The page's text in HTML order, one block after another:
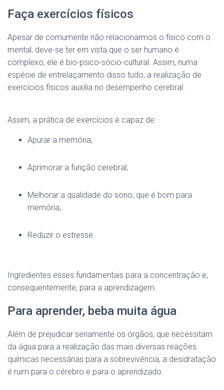
Faça exercícios físicos
Apesar de comumente não relacionarmos o físico com o
mental, deve-se ter em vista que o ser humano é
complexo, ele é bio-psico-sócio-cultural. Assim, numa
espécie de entrelaçamento disso tudo, a realização de
exercícios físicos auxilia no desempenho cerebral.
Assim, a prática de exercícios é capaz de:
Apurar a memória;
Aprimorar a função cerebral;
Melhorar a qualidade do sono, que é bom para
memória;
Reduzir o estresse.
Ingredientes esses fundamentais para a concentração e,
consequentemente, para a aprendizagem.
Para aprender, beba muita água
Além de prejudicar seriamente os órgãos, que necessitam
da água para a realização das mais diversas reações
químicas necessárias para a sobrevivência, a desidratação
é ruim para o cérebro e para o aprendizado.